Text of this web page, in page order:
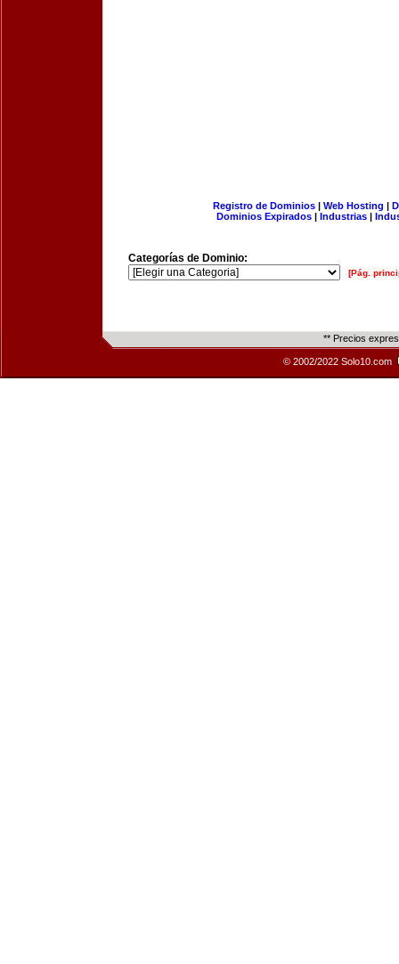
Registro de Dominios| Web Hosting |
Dominios Expirados | Industrias |
Categorías de Dominio:
[Pág.
** Precios
© 2002/2022 Solo10.com